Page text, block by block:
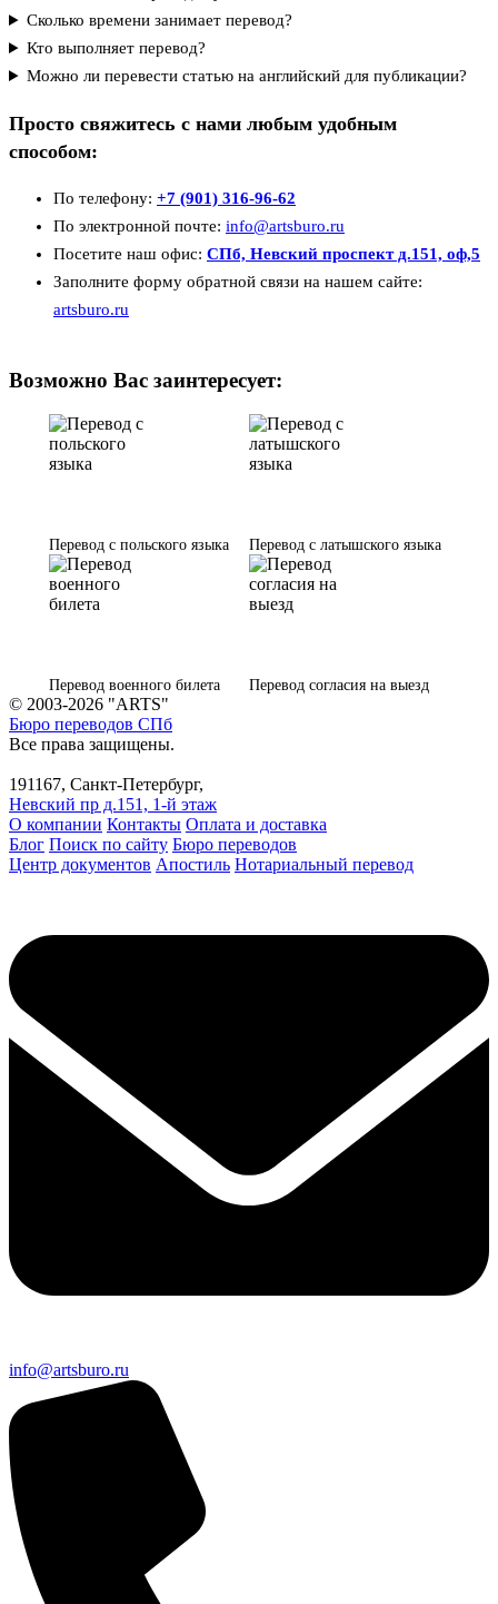
Сколько времени занимает перевод?
Кто выполняет перевод?
Можно ли перевести статью на английский для публикации?
Просто свяжитесь с нами любым удобным
способом:
По телефону: +7 (901) 316-96-62
По электронной почте: info@artsburo.ru
Посетите наш офис: СПб, Невский проспект д.151, оф,5
Заполните форму обратной связи на нашем сайте:
artsburo.ru
Возможно Вас заинтересует:
Перевод с польского языка Перевод с латышского языка
Перевод военного билета Перевод согласия на выезд
© 2003-2026 "ARTS"
Бюро переводов СПб
Все права защищены.
191167, Санкт-Петербург,
Невский пр д.151, 1-й этаж
О компании Контакты Оплата и доставка
Блог Поиск по сайту Бюро переводов
Центр документов Апостиль Нотариальный перевод
info@artsburo.ru